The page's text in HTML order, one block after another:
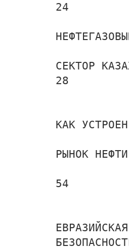
24
СЕКТОР
28
КАК УСТРОЕН
РЫНОК НЕФТИ
54
ЕВРАЗИЙСКАЯ